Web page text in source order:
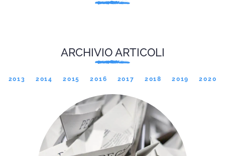
ARCHIVIO ARTICOLI
2013 2014 2015 2016 2017 2018 2019 2020